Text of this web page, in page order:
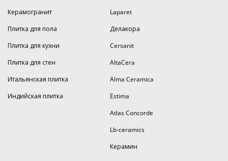
Керамогранит
Плитка для пола
Плитка для кухни
Плитка для стен
Итальянская плитка
Индийская плитка
Laparet
Делакора
Cersanit
AltaCera
Alma Ceramica
Estima
Atlas Concorde
Lb-ceramics
Керамин